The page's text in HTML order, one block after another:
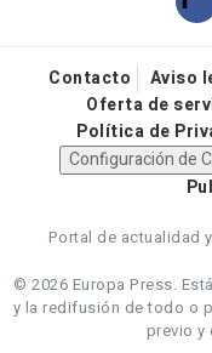
Contacto Aviso
Oferta de
Política de
Configuración de
Portal de actualidad
© 2026 Europa Press.
y la redifusión de todo o
previo y